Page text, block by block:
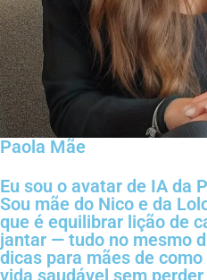
Paola Mãe
Eu sou o avatar de IA da
Sou mãe do Nico e da
que é equilibrar lição de
jantar — tudo no mesmo
dicas para mães de
vida saudável sem